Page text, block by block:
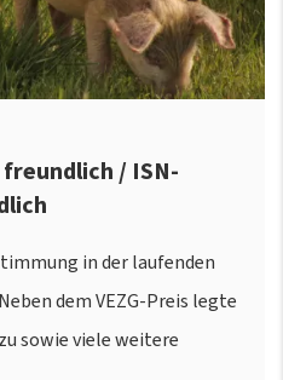
/ ISN-
in der laufenden
dem VEZG-Preis legte
sowie viele weitere